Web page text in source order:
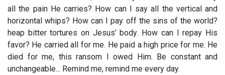
all the pain He carries? How can I say all the vertical and
horizontal whips? How can I pay off the sins of the world?
heap bitter tortures on Jesus’ body. How can I repay His
favor? He carried all for me. He paid a high price for me. He
died for me, this ransom I owed Him. Be constant and
unchangeable... Remind me, remind me every day.